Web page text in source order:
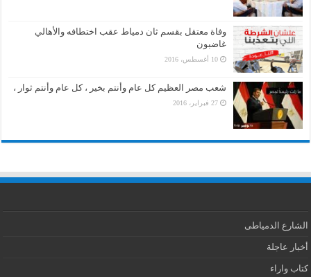
وفاة معتقل بقسم ثان دمياط عقب اختطافه والأهالي
غاضبون
10 أغسطس، 2016
شعب مصر العظيم كل عام وأنتم بخير ، كل عام وأنتم ثوار ،
27 فبراير، 2016
الشارع الدمياطى
أخبار عاجلة
كتاب واراء